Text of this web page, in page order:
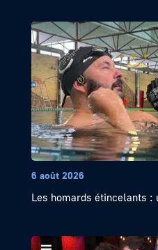
6 août 2026
Les homards étincelants :